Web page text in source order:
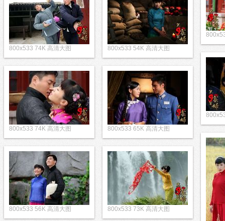
800x533 74K 高清大图
800x533 54K 高清大图
800x533 74K 高清大图
800x533 65K 高清大图
800x533 56K 高清大图 800x533 73K 高清大图